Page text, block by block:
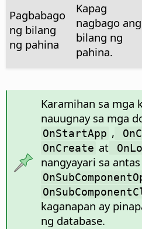
Pagbabago
ng bilang
ng pahina
Kapag
nagbago ang
bilang ng
pahina.
Karamihan sa mga
nauugnay sa mga
OnStartApp ,
OnCreate at
nangyayari sa
kaganapan ay
ng database.